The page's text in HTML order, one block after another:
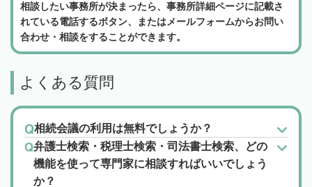
相談したい事務所が決まったら、事務所詳細ページに記載さ
れている電話するボタン、またはメールフォームからお問い
合わせ・相談をすることができます。
よくある質問
相続会議の利用は無料でしょうか？
弁護士検索・税理士検索・司法書士検索、どの
機能を使って専門家に相談すればいいでしょう
か？